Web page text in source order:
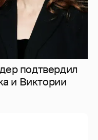
подтвердил
и Виктории